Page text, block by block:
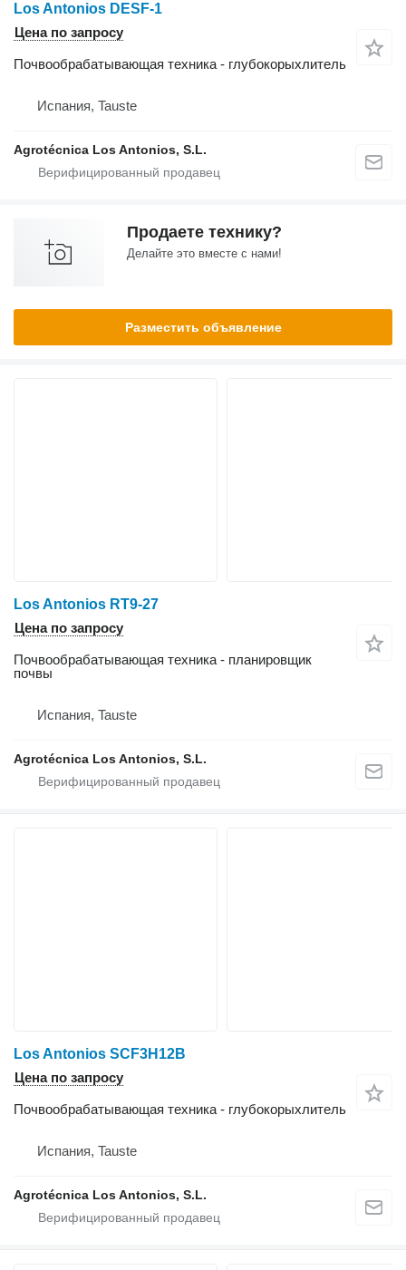
Los Antonios DESF-1
Цена по запросу
Почвообрабатывающая техника - глубокорыхлитель
Испания, Tauste
Agrotécnica Los Antonios, S.L.
Продаете технику?
Делайте это вместе с нами!
Разместить объявление
Los Antonios RT9-27
Цена по запросу
Почвообрабатывающая техника - планировщик
почвы
Испания, Tauste
Agrotécnica Los Antonios, S.L.
Los Antonios SCF3H12B
Цена по запросу
Почвообрабатывающая техника - глубокорыхлитель
Испания, Tauste
Agrotécnica Los Antonios, S.L.